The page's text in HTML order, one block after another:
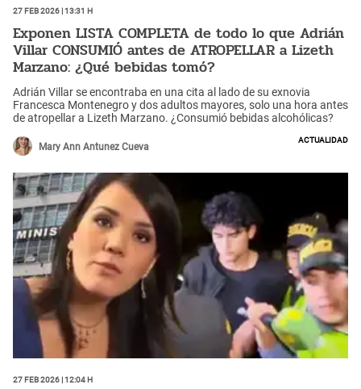
27 Feb 2026 | 13:31 h
Exponen LISTA COMPLETA de todo lo que Adrián
Villar CONSUMIÓ antes de ATROPELLAR a Lizeth
Marzano: ¿Qué bebidas tomó?
Adrián Villar se encontraba en una cita al lado de su exnovia
Francesca Montenegro y dos adultos mayores, solo una hora antes
de atropellar a Lizeth Marzano. ¿Consumió bebidas alcohólicas?
Mary Ann Antunez Cueva
Actualidad
27 Feb 2026 | 12:04 h